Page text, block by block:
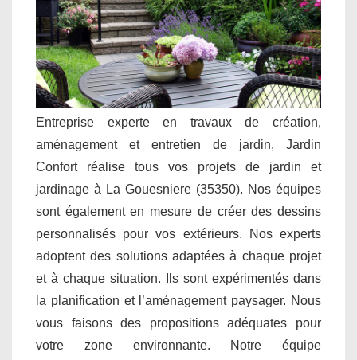
Entreprise experte en travaux de création,
aménagement et entretien de jardin, Jardin
Confort réalise tous vos projets de jardin et
jardinage à La Gouesniere (35350). Nos équipes
sont également en mesure de créer des dessins
personnalisés pour vos extérieurs. Nos experts
adoptent des solutions adaptées à chaque projet
et à chaque situation. Ils sont expérimentés dans
la planification et l’aménagement paysager. Nous
vous faisons des propositions adéquates pour
votre zone environnante. Notre équipe